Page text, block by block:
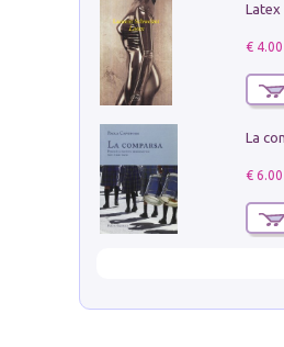
Latex
€ 4.00
€ 6.00